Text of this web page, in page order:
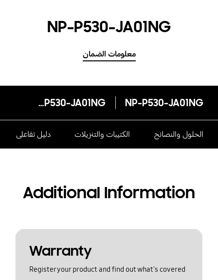
NP-P530-JA01NG
معلومات الضمان
NP-P530-JA01NG
NP-P530-JA01NG
الحلول والنصائح الكتيبات والتنزيلات دليل تفاعلى
Additional Information
Warranty
Register your product and find out what's covered